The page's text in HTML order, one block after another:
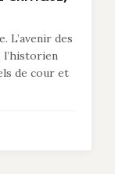
L’avenir des
l’historien
de cour et